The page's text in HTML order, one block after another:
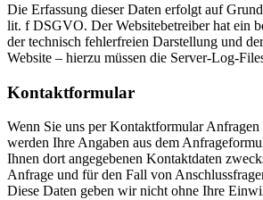
Die Erfassung dieser Daten erfolgt auf
lit. f DSGVO. Der Websitebetreiber hat ein
der technisch fehlerfreien Darstellung und
Website – hierzu müssen die Server-Log-
Kontaktformular
Wenn Sie uns per Kontaktformular Anfragen
werden Ihre Angaben aus dem
Ihnen dort angegebenen Kontaktdaten
Anfrage und für den Fall von
Diese Daten geben wir nicht ohne Ihre